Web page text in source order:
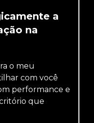
a
na
o meu
com você
performance e
que